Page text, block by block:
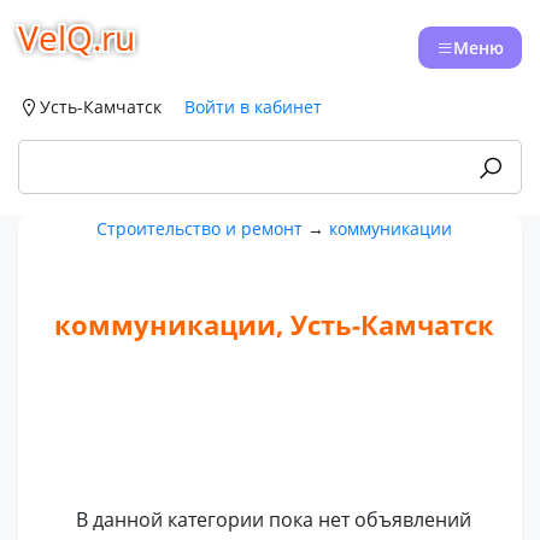
VelQ.ru Меню
Усть-Камчатск Войти в кабинет
Строительство и ремонт→ коммуникации
коммуникации, Усть-Камчатск
В данной категории пока нет объявлений